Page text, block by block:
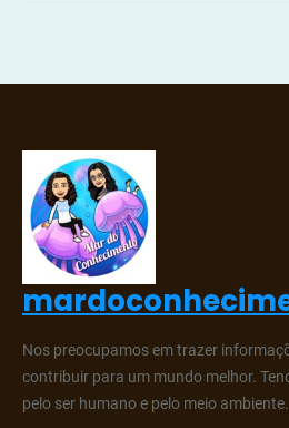
Nos preocupamos em trazer
contribuir para um mundo melhor.
pelo ser humano e pelo meio ambiente.